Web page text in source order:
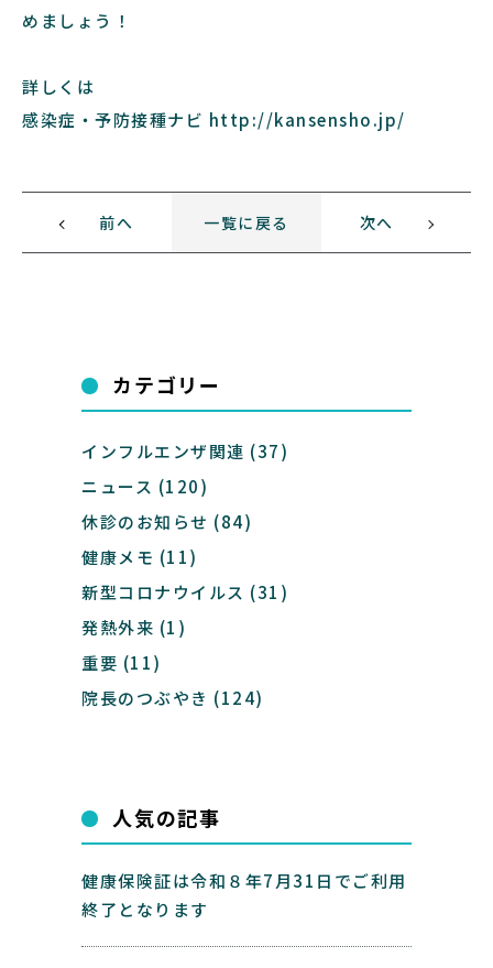
めましょう！
詳しくは
感染症・予防接種ナビ http://kansensho.jp/
前へ 一覧に戻る 次へ
カテゴリー
インフルエンザ関連 (37)
ニュース (120)
休診のお知らせ (84)
健康メモ (11)
新型コロナウイルス (31)
発熱外来 (1)
重要 (11)
院長のつぶやき (124)
人気の記事
健康保険証は令和８年7月31日でご利用
終了となります